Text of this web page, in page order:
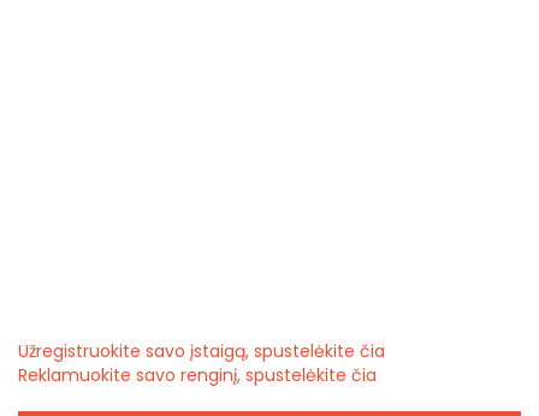
Užregistruokite savo įstaigą, spustelėkite čia
Reklamuokite savo renginį, spustelėkite čia